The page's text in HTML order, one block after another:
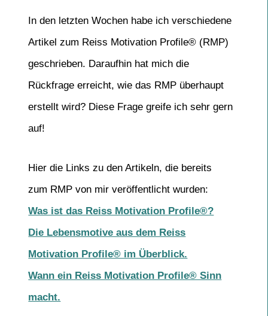
In den letzten Wochen habe ich verschiedene
Artikel zum Reiss Motivation Profile® (RMP)
geschrieben. Daraufhin hat mich die
Rückfrage erreicht, wie das RMP überhaupt
erstellt wird? Diese Frage greife ich sehr gern
auf!
Hier die Links zu den Artikeln, die bereits
zum RMP von mir veröffentlicht wurden:
Was ist das Reiss Motivation Profile®?
Die Lebensmotive aus dem Reiss
Motivation Profile® im Überblick.
Wann ein Reiss Motivation Profile® Sinn
macht.